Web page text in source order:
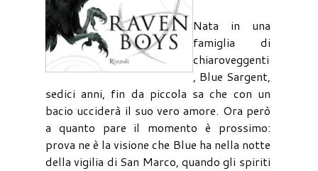
Nata in una
famiglia di
chiaroveggenti
, Blue Sargent,
sedici anni, fin da piccola sa che con un
bacio ucciderà il suo vero amore. Ora però
a quanto pare il momento è prossimo:
prova ne è la visione che Blue ha nella notte
della vigilia di San Marco, quando gli spiriti